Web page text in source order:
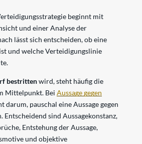
beginnt mit
und einer Analyse der
lässt sich entscheiden, ob eine
und welche Verteidigungslinie
bestrittenwird, steht häufig die
Mittelpunkt. Bei Aussage gegen
darum, pauschal eine Aussage gegen
Entscheidend sind Aussagekonstanz,
Entstehung der Aussage,
und objektive